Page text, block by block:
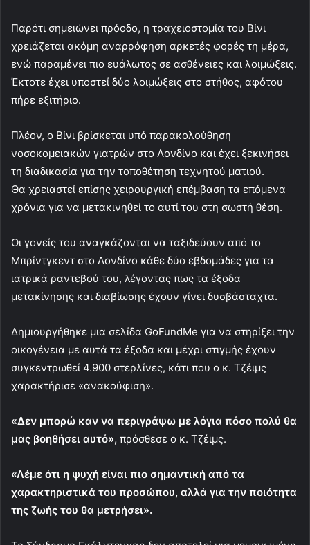
Παρότι σημειώνει πρόοδο, η τραχειοστομία του Βίνι
χρειάζεται ακόμη αναρρόφηση αρκετές φορές τη μέρα,
ενώ παραμένει πιο ευάλωτος σε ασθένειες και λοιμώξεις.
Έκτοτε έχει υποστεί δύο λοιμώξεις στο στήθος, αφότου
πήρε εξιτήριο.
Πλέον, ο Βίνι βρίσκεται υπό παρακολούθηση
νοσοκομειακών γιατρών στο Λονδίνο και έχει ξεκινήσει
τη διαδικασία για την τοποθέτηση τεχνητού ματιού.
Θα χρειαστεί επίσης χειρουργική επέμβαση τα επόμενα
χρόνια για να μετακινηθεί το αυτί του στη σωστή θέση.
Οι γονείς του αναγκάζονται να ταξιδεύουν από το
Μπρίντγκεντ στο Λονδίνο κάθε δύο εβδομάδες για τα
ιατρικά ραντεβού του, λέγοντας πως τα έξοδα
μετακίνησης και διαβίωσης έχουν γίνει δυσβάσταχτα.
Δημιουργήθηκε μια σελίδα GoFundMe για να στηρίξει την
οικογένεια με αυτά τα έξοδα και μέχρι στιγμής έχουν
συγκεντρωθεί 4.900 στερλίνες, κάτι που ο κ. Τζέιμς
χαρακτήρισε «ανακούφιση».
«Δεν μπορώ καν να περιγράψω με λόγια πόσο πολύ θα
μας βοηθήσει αυτό», πρόσθεσε ο κ. Τζέιμς.
«Λέμε ότι η ψυχή είναι πιο σημαντική από τα
χαρακτηριστικά του προσώπου, αλλά για την ποιότητα
της ζωής του θα μετρήσει».